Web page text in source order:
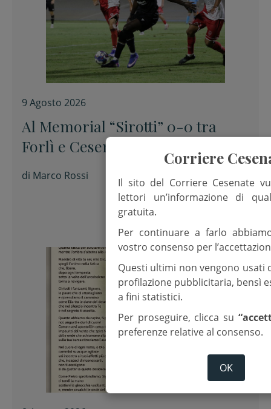
9 Agosto 2026
Al Memorial “Sirotti” 0-0 tra
Forlì e Cesena
di Marco Rossi
Corriere
Il sito del Corriere Cesenate
lettori un’informazione di
gratuita.
Per continuare a farlo
vostro consenso per
Questi ultimi non vengono usati
profilazione pubblicitaria, bensì
a fini statistici.
Per proseguire, clicca su
preferenze relative al consenso.
OK